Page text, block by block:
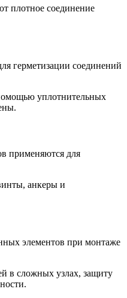
плотное соединение
герметизации соединений
уплотнительных
применяются для
анкеры и
элементов при монтаже
в сложных узлах, защиту